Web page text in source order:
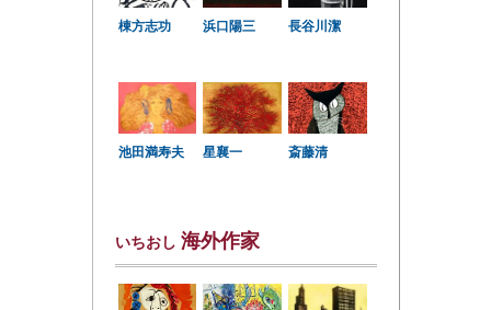
棟方志功 浜口陽三 長谷川潔
池田満寿夫 星襄一 斎藤清
いちおし 海外作家